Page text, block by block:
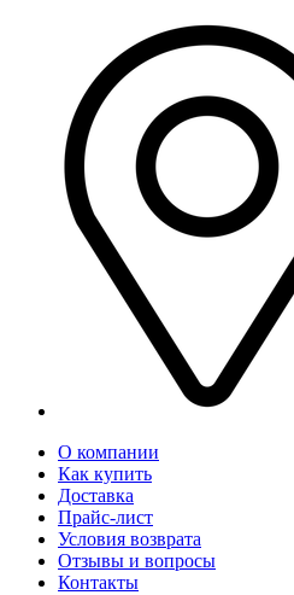
О компании
Как купить
Доставка
Прайс-лист
Условия возврата
Отзывы и вопросы
Контакты